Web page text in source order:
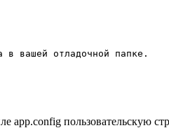
в вашей отладочной папке.
app.config пользовательскую